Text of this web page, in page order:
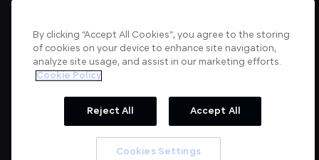
About us News
Verified Certificate Contact us
By clicking “Accept All Cookies”, you agree to the storing
of cookies on your device to enhance site navigation,
analyze site usage, and assist in our marketing efforts.
Cookie Policy
Reject All Accept All
Cookies Settings